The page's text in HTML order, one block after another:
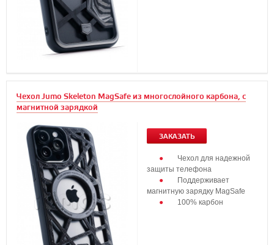
Чехол Jumo Skeleton MagSafe из многослойного карбона, с
магнитной зарядкой
ЗАКАЗАТЬ
Чехол для надежной
защиты телефона
Поддерживает
магнитную зарядку MagSafe
100% карбон